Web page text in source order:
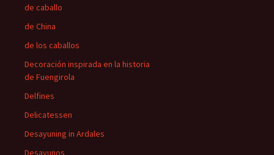
de caballo
de China
de los caballos
Decoración inspirada en la historia
de Fuengirola
Delfines
Delicatessen
Desayuning in Ardales
Desayunos